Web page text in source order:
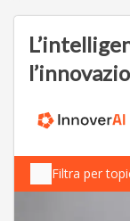
Filtra per